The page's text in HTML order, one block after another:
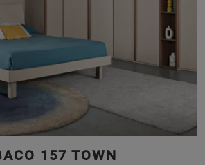
157 TOWN